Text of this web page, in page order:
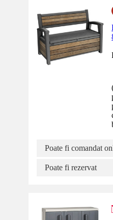
Poate fi comandat
Poate fi rezervat